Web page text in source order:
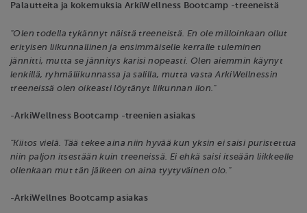
Palautteita ja kokemuksia ArkiWellness Bootcamp -treeneistä
"Olen todella tykännyt näistä treeneistä. En ole milloinkaan ollut
erityisen liikunnallinen ja ensimmäiselle kerralle tuleminen
jännitti, mutta se jännitys karisi nopeasti. Olen aiemmin käynyt
lenkillä, ryhmäliikunnassa ja salilla, mutta vasta ArkiWellnessin
treeneissä olen oikeasti löytänyt liikunnan ilon."
-ArkiWellness Bootcamp -treenien asiakas
"Kiitos vielä. Tää tekee aina niin hyvää kun yksin ei saisi puristettua
niin paljon itsestään kuin treeneissä. Ei ehkä saisi itseään liikkeelle
ollenkaan mut tän jälkeen on aina tyytyväinen olo."
-ArkiWellnes Bootcamp asiakas